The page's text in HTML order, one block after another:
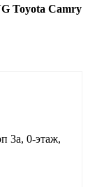
Toyota Camry
3а, 0-этаж,